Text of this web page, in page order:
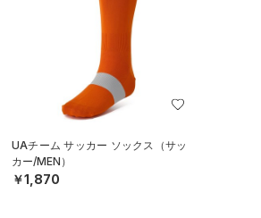
UAチーム サッカー ソックス（サッ
カー/MEN）
￥1,870